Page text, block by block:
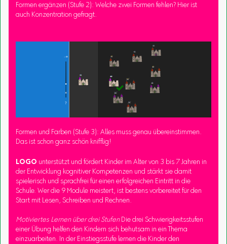
Formen ergänzen (Stufe 2): Welche zwei Formen fehlen? Hier ist
auch Konzentration gefragt.
Formen und Farben (Stufe 3): Alles muss genau übereinstimmen.
Das ist schon ganz schön knifflig!
LOGO unterstützt und fördert Kinder im Alter von 3 bis 7 Jahren in
der Entwicklung kognitiver Kompetenzen und stärkt sie damit
spielerisch und sprachfrei für einen erfolgreichen Eintritt in die
Schule. Wer die 9 Module meistert, ist bestens vorbereitet für den
Start mit Lesen, Schreiben und Rechnen.
Motiviertes Lernen über drei StufenDie drei Schwierigkeitsstufen
einer Übung helfen den Kindern sich behutsam in ein Thema
einzuarbeiten. In der Einstiegsstufe lernen die Kinder den